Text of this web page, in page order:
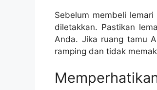
Sebelum membeli
diletakkan. Pastikan
Anda. Jika ruang tamu
ramping dan tidak